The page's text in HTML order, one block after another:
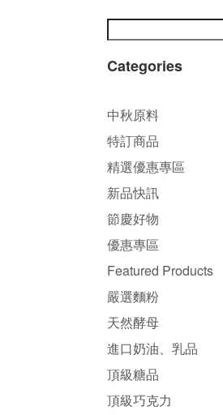
Categories
中秋原料
特訂商品
精選優惠專區
新品快訊
節慶好物
優惠專區
Featured Products
嚴選麵粉
天然酵母
進口奶油、乳品
頂級糖品
頂級巧克力